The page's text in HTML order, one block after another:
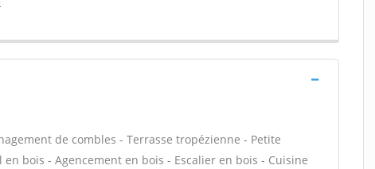
de combles - Terrasse tropézienne - Petite
bois - Agencement en bois - Escalier en bois - Cuisine